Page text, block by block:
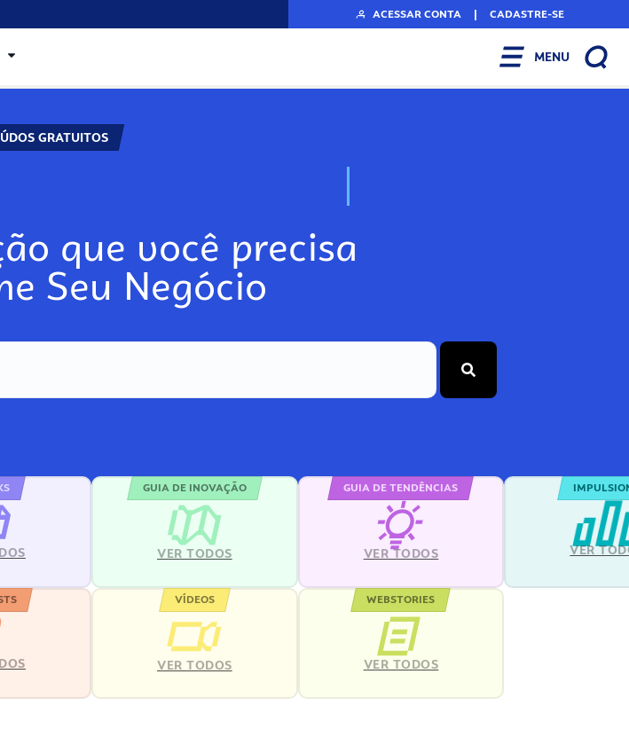
ACESSAR CONTA | CADASTRE-SE
MENU
GRATUITOS
N
que você precisa
Seu Negócio
GUIA DE INOVAÇÃO
VER TODOS
GUIA DE TENDÊNCIAS
VER TODOS VER
VÍDEOS
VER TODOS
WEBSTORIES
VER TODOS